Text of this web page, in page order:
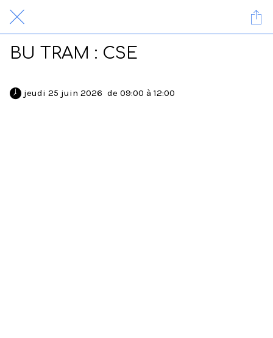
BU TRAM : CSE
jeudi 25 juin 2026  de 09:00 à 12:00